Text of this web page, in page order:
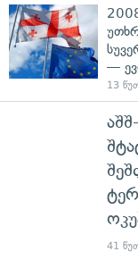
—
13
41